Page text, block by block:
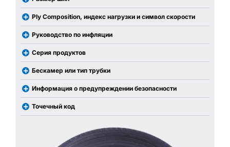
Ply Composition, индекс нагрузки и символ скорости
Руководство по инфляции
Серия продуктов
Бескамер или тип трубки
Информация о предупреждении безопасности
Точечный код